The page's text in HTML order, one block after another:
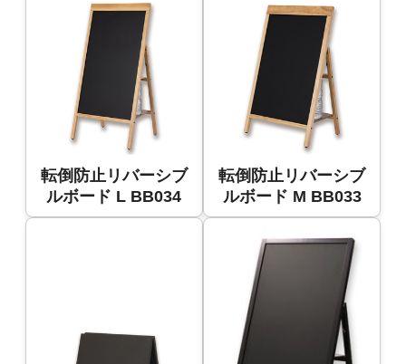
転倒防止リバーシブ
ルボード L BB034
転倒防止リバーシブ
ルボード M BB033